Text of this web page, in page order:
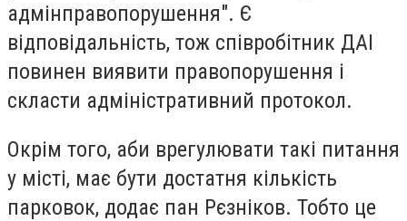
адмінправопорушення". Є
відповідальність, тож співробітник ДАІ
повинен виявити правопорушення і
скласти адміністративний протокол.
Окрім того, аби врегулювати такі питання
у місті, має бути достатня кількість
парковок, додає пан Рєзніков. Тобто це